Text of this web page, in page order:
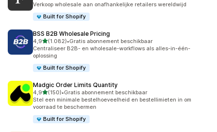
Verkoop wholesale aan onafhankelijke retailers wereldwijd
Built for Shopify
BSS B2B Wholesale Pricing
4,9van 5 sterren
(1.082)
1082 recensies in totaal
•Gratis abonnement beschikbaar
Centraliseer B2B- en wholesale-workflows als alles-in-één-
oplossing
Built for Shopify
Madgic Order Limits Quantity
4,9van 5 sterren
(150)
150 recensies in totaal
•Gratis abonnement beschikbaar
Stel een minimale bestelhoeveelheid en bestellimieten in om
voorraad te beschermen
Built for Shopify